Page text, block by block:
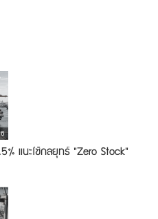
แนะใช้กลยุทธ์ "Zero Stock"